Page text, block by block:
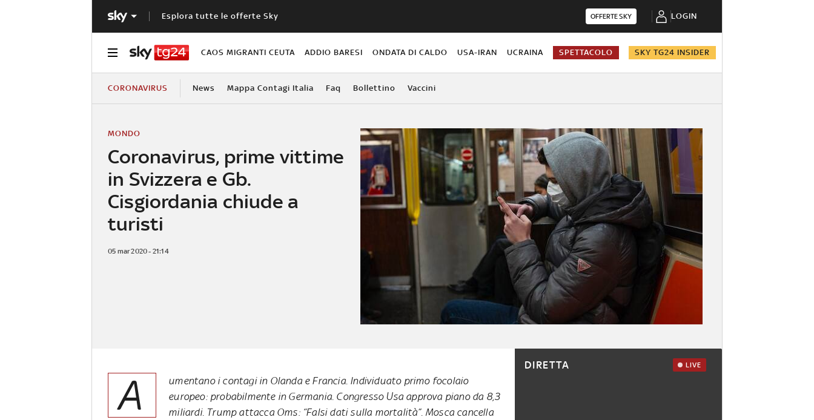
Esplora tutte le offerte Sky OFFERTE SKY LOGIN
CAOS MIGRANTI CEUTA ADDIO BARESI ONDATA DI CALDO USA-IRAN UCRAINA SPETTACOLO SKY TG24 INSIDER
CORONAVIRUS News Mappa Contagi Italia Faq Bollettino Vaccini
Coronavirus, prime vittime
in Svizzera e Gb.
Cisgiordania chiude a
turisti
MONDO
05 mar 2020 - 21:14
A
umentano i contagi in Olanda e Francia. Individuato primo focolaio
europeo: probabilmente in Germania. Congresso Usa approva piano da 8,3
miliardi. Trump attacca Oms: “Falsi dati sulla mortalità”. Mosca cancella
DIRETTA LIVE